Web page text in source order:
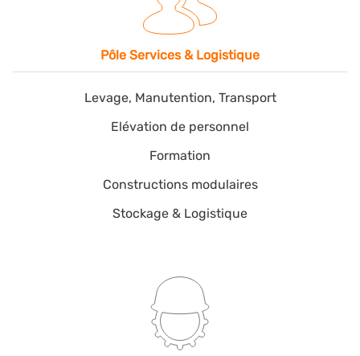
stades de votre projet, jusqu’à sa concrétisation. Dès la
phase de réflexion, nous mettons à votre disposition
bureaux d’études spécialisésainsi que nos
compétences enIngénierie de maintenance
Nous déclinons par ailleurs une offre de services
manutention ou encore la location/vente d’ensembles
modulaires préfabriqués (bases vies, bureaux,
(Centrale nucléaire de production
d’électricité) de clients référents tels que
COMURHEX,
nombreuses autres installations liées à l’activité
Pôle Services & Logistique
Levage, Manutention, Transport
Elévation de personnel
Formation
Constructions modulaires
Stockage & Logistique